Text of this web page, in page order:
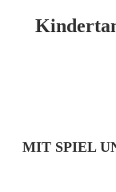
MIT SPIEL